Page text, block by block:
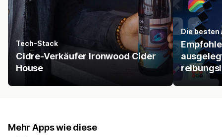
Tech-Stack
Cidre-Verkäufer Ironwood Cider
House
Die
Mehr Apps wie diese